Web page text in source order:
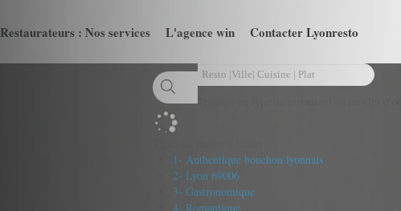
Restaurateurs : Nos services L'agence win Contacter Lyonresto
1- Authentique bouchon lyonnais
2- Lyon 69006
3- Gastronomique
4- Romantique